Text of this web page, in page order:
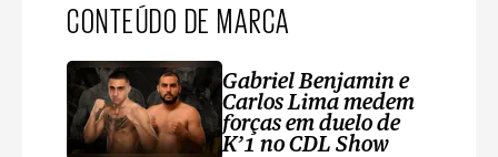
CONTEÚDO DE MARCA
Gabriel Benjamin e
Carlos Lima medem
forças em duelo de
K’1 no CDL Show